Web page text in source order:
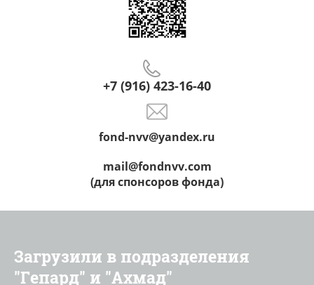
fond-nvv@yandex.ru
mail@fondnvv.com
(для спонсоров фонда)
+7 (916) 423-16-40
Загрузили в подразделения
"Гепард" и "Ахмад"